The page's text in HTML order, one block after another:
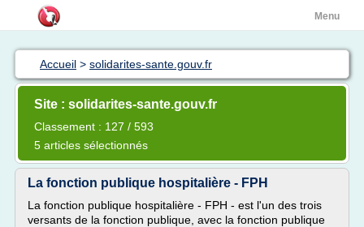
Menu
Accueil > solidarites-sante.gouv.fr
Site : solidarites-sante.gouv.fr
Classement : 127 / 593
5 articles sélectionnés
La fonction publique hospitalière - FPH
La fonction publique hospitalière - FPH - est l'un des trois
versants de la fonction publique, avec la fonction publique